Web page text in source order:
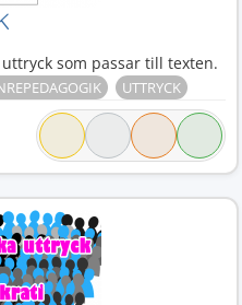
som passar till texten.
UTTRYCK